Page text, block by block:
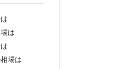
は
場は